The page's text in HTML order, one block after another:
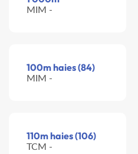
MIM -
100m haies (84)
MIM -
110m haies (106)
TCM -